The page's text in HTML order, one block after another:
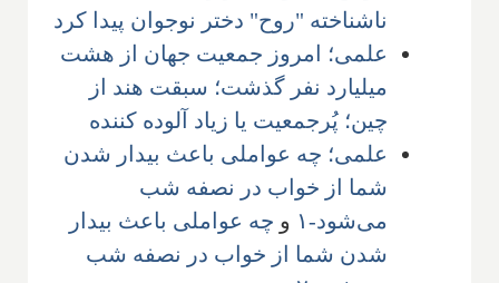
ناشناخته "روح" دختر نوجوان پیدا کرد
علمی؛ امروز جمعیت جهان از هشت
میلیارد نفر گذشت؛ سبقت هند از
چین؛ پُرجمعیت یا زیاد آلوده کننده
علمی؛ چه عواملی باعث بیدار شدن
شما از خواب در نصفه شب
می‌شود-۱
و چه عواملی باعث بیدار
شدن شما از خواب در نصفه شب